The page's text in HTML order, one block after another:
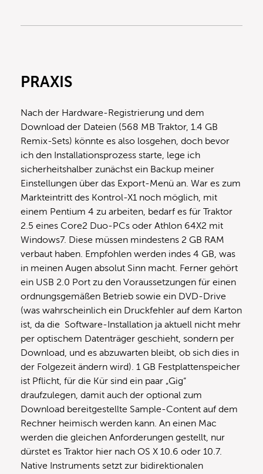
PRAXIS
Nach der Hardware-Registrierung und dem
Download der Dateien (568 MB Traktor, 1.4 GB
Remix-Sets) könnte es also losgehen, doch bevor
ich den Installationsprozess starte, lege ich
sicherheitshalber zunächst ein Backup meiner
Einstellungen über das Export-Menü an. War es zum
Markteintritt des Kontrol-X1 noch möglich, mit
einem Pentium 4 zu arbeiten, bedarf es für Traktor
2.5 eines Core2 Duo-PCs oder Athlon 64X2 mit
Windows7. Diese müssen mindestens 2 GB RAM
verbaut haben. Empfohlen werden indes 4 GB, was
in meinen Augen absolut Sinn macht. Ferner gehört
ein USB 2.0 Port zu den Voraussetzungen für einen
ordnungsgemäßen Betrieb sowie ein DVD-Drive
(was wahrscheinlich ein Druckfehler auf dem Karton
ist, da die Software-Installation ja aktuell nicht mehr
per optischem Datenträger geschieht, sondern per
Download, und es abzuwarten bleibt, ob sich dies in
der Folgezeit ändern wird). 1 GB Festplattenspeicher
ist Pflicht, für die Kür sind ein paar „Gig“
draufzulegen, damit auch der optional zum
Download bereitgestellte Sample-Content auf dem
Rechner heimisch werden kann. An einen Mac
werden die gleichen Anforderungen gestellt, nur
dürstet es Traktor hier nach OS X 10.6 oder 10.7.
Native Instruments setzt zur bidirektionalen